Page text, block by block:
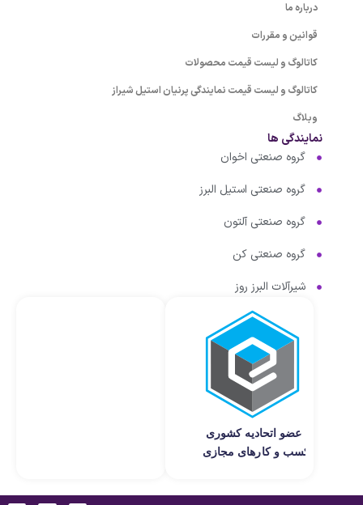
درباره ما
قوانین و مقررات
کاتالوگ و لیست قیمت محصولات
کاتالوگ و لیست قیمت نمایندگی پرنیان استیل شیراز
وبلاگ
نمایندگی ها
گروه صنعتی اخوان
گروه صنعتی استیل البرز
گروه صنعتی آلتون
گروه صنعتی کن
شیرآلات البرز روز